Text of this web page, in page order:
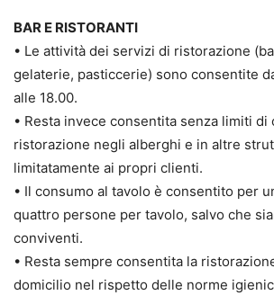
BAR E RISTORANTI
• Le attività dei servizi di ristorazione
gelaterie, pasticcerie) sono consentite
alle 18.00.
• Resta invece consentita senza limiti di
ristorazione negli alberghi e in altre
limitatamente ai propri clienti.
• Il consumo al tavolo è consentito per
quattro persone per tavolo, salvo che
conviventi.
• Resta sempre consentita la
domicilio nel rispetto delle norme